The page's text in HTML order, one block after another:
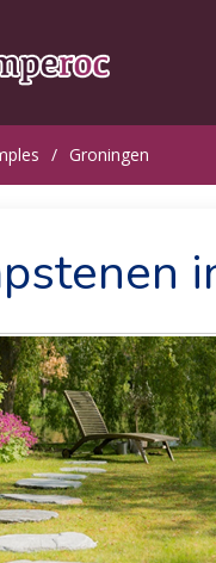
Groningen